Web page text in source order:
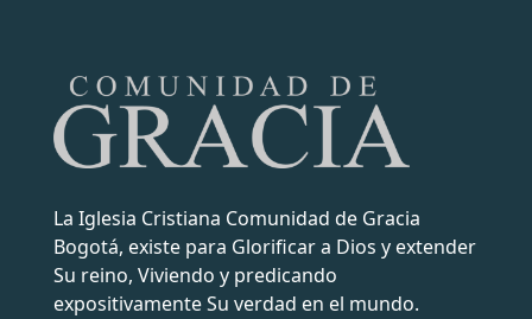
La Iglesia Cristiana Comunidad de Gracia
Bogotá, existe para Glorificar a Dios y extender
Su reino, Viviendo y predicando
expositivamente Su verdad en el mundo.